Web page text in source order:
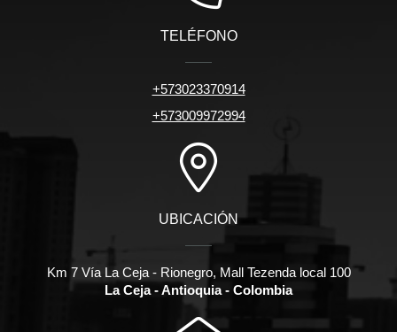
TELÉFONO
+573023370914
+573009972994
UBICACIÓN
Km 7 Vía La Ceja - Rionegro, Mall Tezenda local 100
La Ceja - Antioquia - Colombia